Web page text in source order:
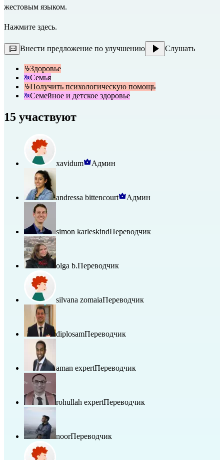
жестовым языком.
Нажмите здесь.
Внести предложение по улучшению Слушать
Здоровье
Семья
Получить психологическую помощь
Семейное и детское здоровье
15 участвуют
xavidum Админ
andressa bittencourt Админ
simon karleskindПереводчик
olga b.Переводчик
silvana zomaiaПереводчик
diplosamПереводчик
aman expertПереводчик
rohullah expertПереводчик
noorПереводчик